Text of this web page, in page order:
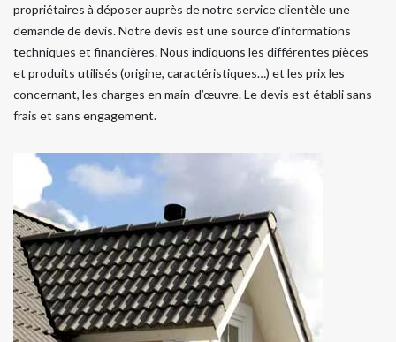
propriétaires à déposer auprès de notre service clientèle une
demande de devis. Notre devis est une source d’informations
techniques et financières. Nous indiquons les différentes pièces
et produits utilisés (origine, caractéristiques…) et les prix les
concernant, les charges en main-d’œuvre. Le devis est établi sans
frais et sans engagement.